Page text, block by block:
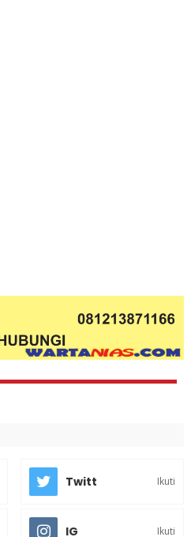
Twitt Ikuti
IG Ikuti